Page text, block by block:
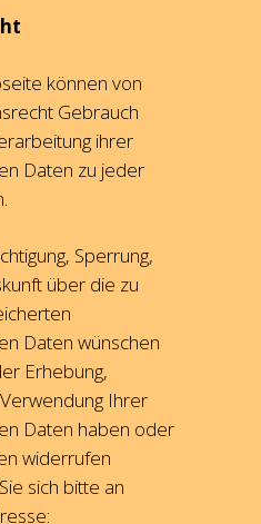
können von
Gebrauch
ihrer
Daten zu jeder
Sperrung,
über die zu
Daten wünschen
Erhebung,
Ihrer
Daten haben oder
widerrufen
sich bitte an